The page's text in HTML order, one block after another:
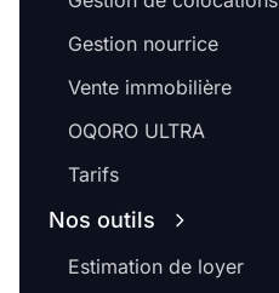
Gestion nourrice
Vente immobilière
OQORO ULTRA
Tarifs
Nos outils
Estimation de loyer